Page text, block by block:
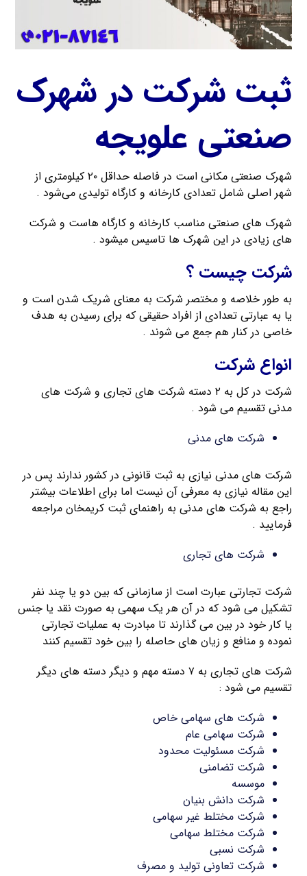
ثبت شرکت در شهرک
صنعتی علويجه
شهرک صنعتی مکانی است در فاصله حداقل ۲۰ کیلومتری از
شهر اصلی شامل تعدادی کارخانه و کارگاه تولیدی می‌شود .
شهرک های صنعتی مناسب کارخانه و کارگاه هاست و شرکت
های زیادی در این شهرک ها تاسیس میشود .
شرکت چیست ؟
به طور خلاصه و مختصر شرکت به معنای شریک شدن است و
یا به عبارتی تعدادی از افراد حقیقی که برای رسیدن به هدف
خاصی در کنار هم جمع می شوند .
انواع شرکت
شرکت در کل به ۲ دسته شرکت های تجاری و شرکت های
مدنی تقسیم می شود .
شرکت های مدنی
شرکت های مدنی نیازی به ثبت قانونی در کشور ندارند پس در
این مقاله نیازی به معرفی آن نیست اما برای اطلاعات بیشتر
راجع به شرکت های مدنی به راهنمای ثبت کریمخان مراجعه
فرمایید .
شرکت های تجاری
شرکت تجارتی عبارت است از سازمانی که بین دو یا چند نفر
تشکیل می شود که در آن هر یک سهمی به صورت نقد یا جنس
یا کار خود در بین می گذارند تا مبادرت به عملیات تجارتی
نموده و منافع و زیان های حاصله را بین خود تقسیم کنند
شرکت های تجاری به ۷ دسته مهم و دیگر دسته های دیگر
تقسیم می شود :
شرکت های سهامی خاص
شرکت سهامی عام
شرکت مسئولیت محدود
شرکت تضامنی
موسسه
شرکت دانش بنیان
شرکت مختلط غیر سهامی
شرکت مختلط سهامی
شرکت نسبی
شرکت تعاونی تولید و مصرف